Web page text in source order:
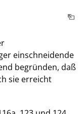
einschneidende
begründen, daß
sie erreicht